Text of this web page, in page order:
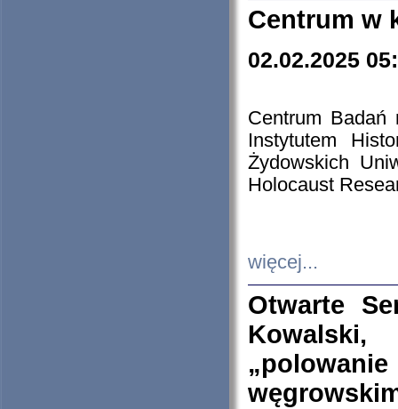
Centrum w
02.02.2025
Centrum Badań
Instytutem
Żydowskich
Holocaust
więcej...
Otwarte